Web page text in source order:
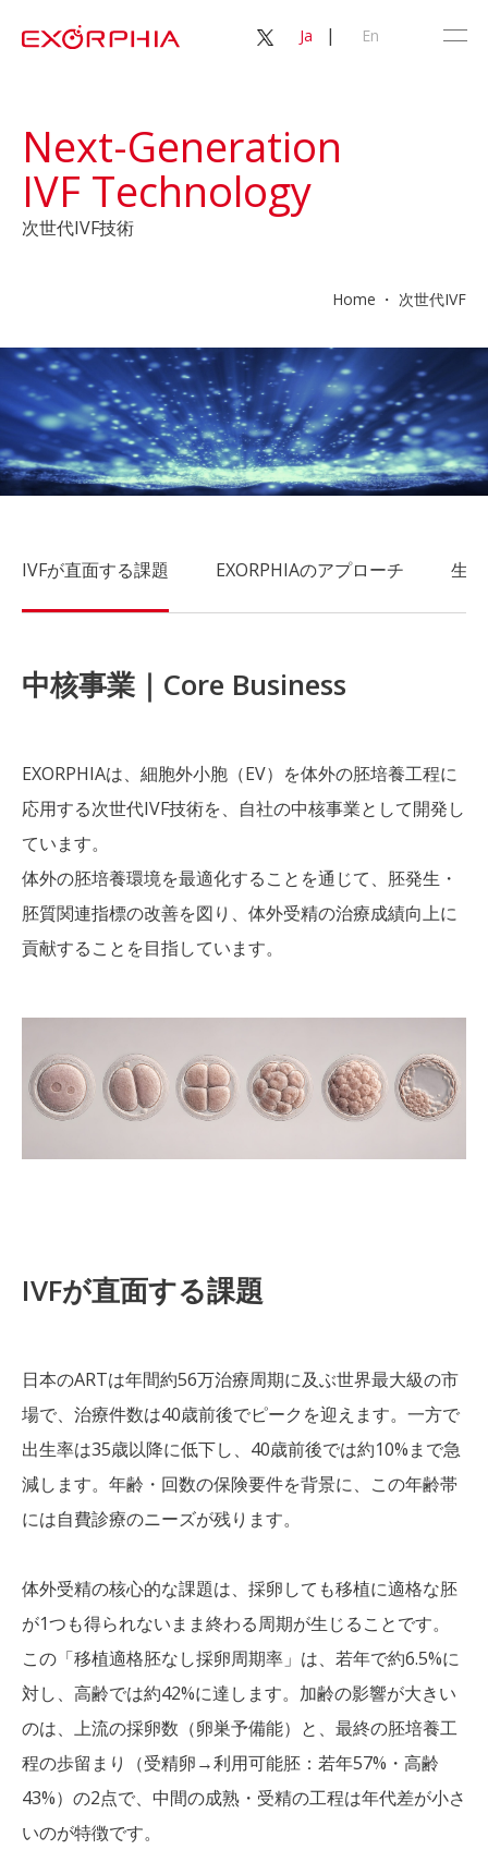
Ja | En
Next-Generation
IVF Technology
次世代IVF技術
Home 次世代IVF
IVFが直面する課題 EXORPHIAのアプローチ 生
中核事業｜Core Business
EXORPHIAは、細胞外小胞（EV）を体外の胚培養工程に
応用する次世代IVF技術を、自社の中核事業として開発し
ています。
体外の胚培養環境を最適化することを通じて、胚発生・
胚質関連指標の改善を図り、体外受精の治療成績向上に
貢献することを目指しています。
IVFが直面する課題
日本のARTは年間約56万治療周期に及ぶ世界最大級の市
場で、治療件数は40歳前後でピークを迎えます。一方で
出生率は35歳以降に低下し、40歳前後では約10%まで急
減します。年齢・回数の保険要件を背景に、この年齢帯
には自費診療のニーズが残ります。
体外受精の核心的な課題は、採卵しても移植に適格な胚
が1つも得られないまま終わる周期が生じることです。
この「移植適格胚なし採卵周期率」は、若年で約6.5%に
対し、高齢では約42%に達します。加齢の影響が大きい
のは、上流の採卵数（卵巣予備能）と、最終の胚培養工
程の歩留まり（受精卵→利用可能胚：若年57%・高齢
43%）の2点で、中間の成熟・受精の工程は年代差が小さ
いのが特徴です。